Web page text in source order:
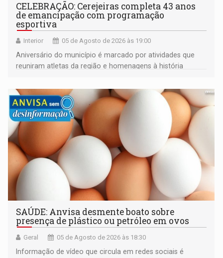
CELEBRAÇÃO: Cerejeiras completa 43 anos
de emancipação com programação
esportiva
Interior 05 de Agosto de 2026 às 19:00
Aniversário do município é marcado por atividades que
reuniram atletas da região e homenagens à história
SAÚDE: Anvisa desmente boato sobre
presença de plástico ou petróleo em ovos
Geral 05 de Agosto de 2026 às 18:30
Informação de vídeo que circula em redes sociais é